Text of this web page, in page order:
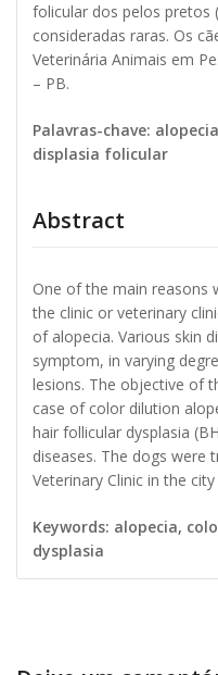
folicular dos pelos pretos
consideradas raras. Os
Veterinária Animais em
– PB.
Palavras-chave:
displasia folicular
Abstract
One of the main reasons
the clinic or veterinary
of alopecia. Various skin
symptom, in varying
lesions. The objective of
case of color dilution
hair follicular dysplasia
diseases. The dogs were
Veterinary Clinic in the
Keywords: alopecia,
dysplasia